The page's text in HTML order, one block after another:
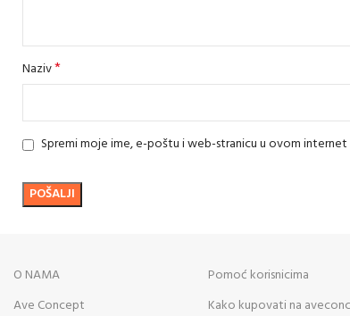
Naziv*
Spremi moje ime, e-poštu i web-stranicu u ovom
O NAMA
Ave Concept
Pomoć korisnicima
Kako kupovati na